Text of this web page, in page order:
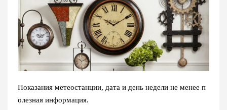
Показания метеостанции, дата и день недели не менее п
олезная информация.